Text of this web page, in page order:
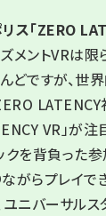
ス「ZERO
メントVRは
どですが、世
VR」が注
クを背負った
がらプレイで
ユニバーサル